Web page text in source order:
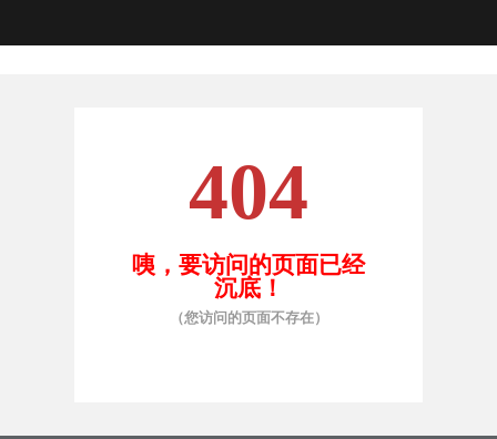
404
咦，要访问的页面已经
沉底！
（您访问的页面不存在）